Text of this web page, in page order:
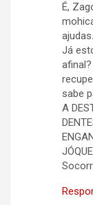
É,
Já
sabe
A